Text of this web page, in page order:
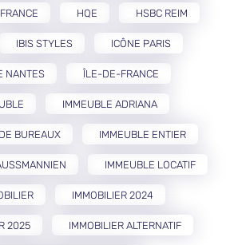
HQE HSBC REIM
IBIS STYLES ICÔNE PARIS
NANTES ÎLE-DE-FRANCE
IMMEUBLE ADRIANA
BUREAUX IMMEUBLE ENTIER
IMMEUBLE LOCATIF
IMMOBILIER 2024
2025 IMMOBILIER ALTERNATIF